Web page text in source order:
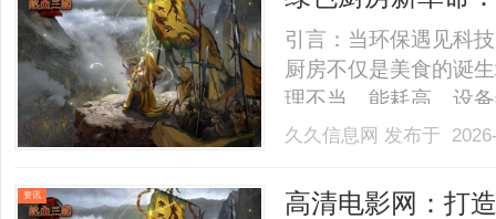
餐饮新未来
引言：当环保遇见科
厨房不仅是美食的诞
理不当、能耗高、设
餐饮从业者。如今，
义厨房管理，助力餐
久久信息网 发布于
资讯 高清电影网：打